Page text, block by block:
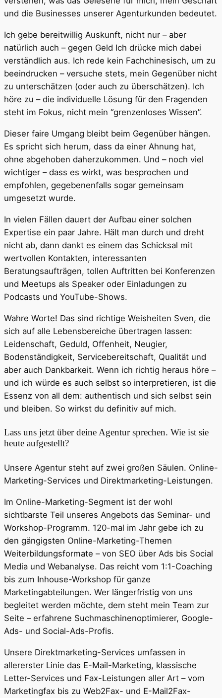
und die Businesses unserer Agenturkunden bedeutet.
Ich gebe bereitwillig Auskunft, nicht nur – aber
natürlich auch – gegen Geld Ich drücke mich dabei
verständlich aus. Ich rede kein Fachchinesisch, um zu
beeindrucken – versuche stets, mein Gegenüber nicht
zu unterschätzen (oder auch zu überschätzen). Ich
höre zu – die individuelle Lösung für den Fragenden
steht im Fokus, nicht mein “grenzenloses Wissen”.
Dieser faire Umgang bleibt beim Gegenüber hängen.
Es spricht sich herum, dass da einer Ahnung hat,
ohne abgehoben daherzukommen. Und – noch viel
wichtiger – dass es wirkt, was besprochen und
empfohlen, gegebenenfalls sogar gemeinsam
umgesetzt wurde.
In vielen Fällen dauert der Aufbau einer solchen
Expertise ein paar Jahre. Hält man durch und dreht
nicht ab, dann dankt es einem das Schicksal mit
wertvollen Kontakten, interessanten
Beratungsaufträgen, tollen Auftritten bei Konferenzen
und Meetups als Speaker oder Einladungen zu
Podcasts und YouTube-Shows.
Wahre Worte! Das sind richtige Weisheiten Sven, die
sich auf alle Lebensbereiche übertragen lassen:
Leidenschaft, Geduld, Offenheit, Neugier,
Bodenständigkeit, Servicebereitschaft, Qualität und
aber auch Dankbarkeit. Wenn ich richtig heraus höre –
und ich würde es auch selbst so interpretieren, ist die
Essenz von all dem: authentisch und sich selbst sein
und bleiben. So wirkst du definitiv auf mich.
Lass uns jetzt über deine Agentur sprechen. Wie ist sie
heute aufgestellt?
Unsere Agentur steht auf zwei großen Säulen. Online-
Marketing-Services und Direktmarketing-Leistungen.
Im Online-Marketing-Segment ist der wohl
sichtbarste Teil unseres Angebots das Seminar- und
Workshop-Programm. 120-mal im Jahr gebe ich zu
den gängigsten Online-Marketing-Themen
Weiterbildungsformate – von SEO über Ads bis Social
Media und Webanalyse. Das reicht vom 1:1-Coaching
bis zum Inhouse-Workshop für ganze
Marketingabteilungen. Wer längerfristig von uns
begleitet werden möchte, dem steht mein Team zur
Seite – erfahrene Suchmaschinenoptimierer, Google-
Ads- und Social-Ads-Profis.
Unsere Direktmarketing-Services umfassen in
allererster Linie das E-Mail-Marketing, klassische
Letter-Services und Fax-Leistungen aller Art – vom
Marketingfax bis zu Web2Fax- und E-Mail2Fax-